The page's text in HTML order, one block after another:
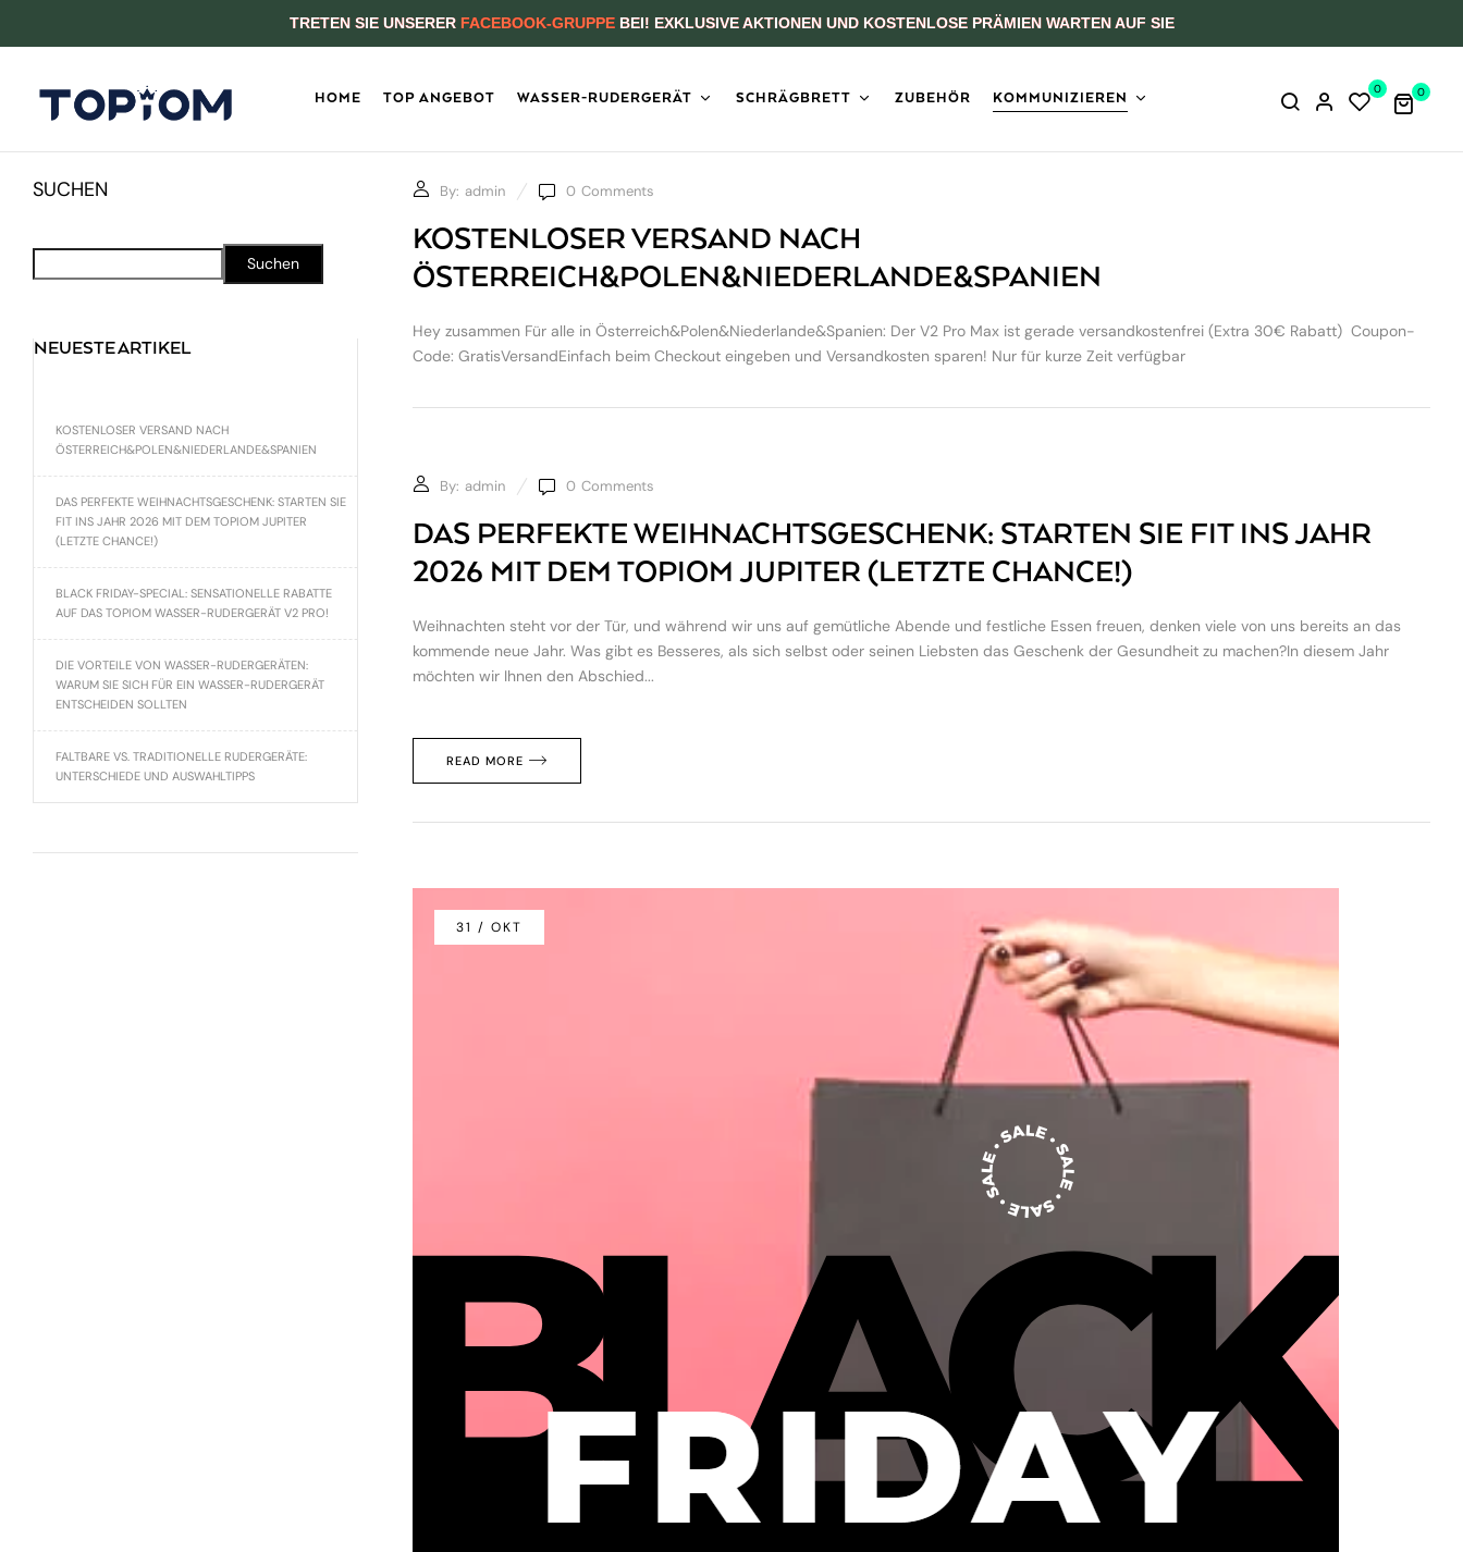
TRETEN SIE UNSERER FACEBOOK-GRUPPEBEI! EXKLUSIVE AKTIONEN UND KOSTENLOSE PRÄMIEN WARTEN AUF SIE
HOME TOP ANGEBOT WASSER-RUDERGERÄT SCHRÄGBRETT ZUBEHÖR KOMMUNIZIEREN
0 0
SUCHEN
Suchen
NEUESTE ARTIKEL
KOSTENLOSER VERSAND NACH
ÖSTERREICH&POLEN&NIEDERLANDE&SPANIEN
DAS PERFEKTE WEIHNACHTSGESCHENK: STARTEN SIE
FIT INS JAHR 2026 MIT DEM TOPIOM JUPITER
(LETZTE CHANCE!)
BLACK FRIDAY-SPECIAL: SENSATIONELLE RABATTE
AUF DAS TOPIOM WASSER-RUDERGERÄT V2 PRO!
DIE VORTEILE VON WASSER-RUDERGERÄTEN:
WARUM SIE SICH FÜR EIN WASSER-RUDERGERÄT
ENTSCHEIDEN SOLLTEN
FALTBARE VS. TRADITIONELLE RUDERGERÄTE:
UNTERSCHIEDE UND AUSWAHLTIPPS
By: admin 0 Comments
KOSTENLOSER VERSAND NACH
ÖSTERREICH&POLEN&NIEDERLANDE&SPANIEN
Hey zusammen Für alle in Österreich&Polen&Niederlande&Spanien: Der V2 Pro Max ist gerade versandkostenfrei (Extra 30€ Rabatt) Coupon-
Code: GratisVersandEinfach beim Checkout eingeben und Versandkosten sparen! Nur für kurze Zeit verfügbar
By: admin 0 Comments
DAS PERFEKTE WEIHNACHTSGESCHENK: STARTEN SIE FIT INS JAHR
2026 MIT DEM TOPIOM JUPITER (LETZTE CHANCE!)
Weihnachten steht vor der Tür, und während wir uns auf gemütliche Abende und festliche Essen freuen, denken viele von uns bereits an das
kommende neue Jahr. Was gibt es Besseres, als sich selbst oder seinen Liebsten das Geschenk der Gesundheit zu machen?In diesem Jahr
möchten wir Ihnen den Abschied...
READ MORE
31 / OKT